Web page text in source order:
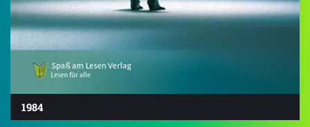
1984